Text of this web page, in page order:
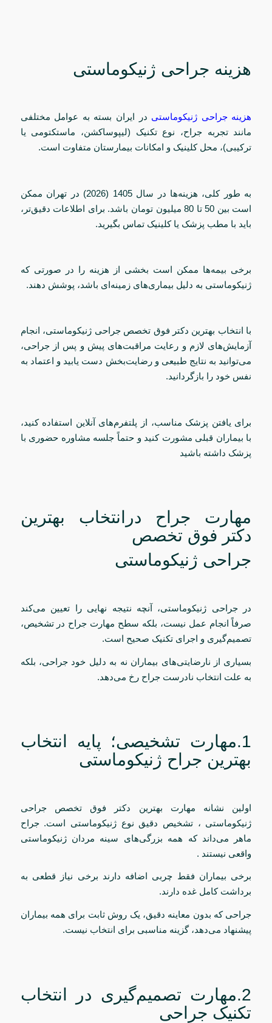
هزینه جراحی ژنیکوماستی
هزینه جراحی ژنیکوماستی در ایران بسته به عوامل مختلفی
مانند تجربه جراح، نوع تکنیک (لیپوساکشن، ماستکتومی یا
ترکیبی)، محل کلینیک و امکانات بیمارستان متفاوت است.
به طور کلی، هزینه‌ها در سال 1405 (2026) در تهران ممکن
است بین 50 تا 80 میلیون تومان باشد. برای اطلاعات دقیق‌تر،
باید با مطب پزشک یا کلینیک تماس بگیرید.
برخی بیمه‌ها ممکن است بخشی از هزینه را در صورتی که
ژنیکوماستی به دلیل بیماری‌های زمینه‌ای باشد، پوشش دهند.
با انتخاب بهترین دکتر فوق تخصص جراحی ژنیکوماستی، انجام
آزمایش‌های لازم و رعایت مراقبت‌های پیش و پس از جراحی،
می‌توانید به نتایج طبیعی و رضایت‌بخش دست یابید و اعتماد به
نفس خود را بازگردانید.
برای یافتن پزشک مناسب، از پلتفرم‌های آنلاین استفاده کنید،
با بیماران قبلی مشورت کنید و حتماً جلسه مشاوره حضوری با
پزشک داشته باشید
مهارت جراح درانتخاب بهترین
دکتر فوق تخصص
جراحی ژنیکوماستی
در جراحی ژنیکوماستی، آنچه نتیجه نهایی را تعیین می‌کند
صرفاً انجام عمل نیست، بلکه سطح مهارت جراح در تشخیص،
تصمیم‌گیری و اجرای تکنیک صحیح است.
بسیاری از نارضایتی‌های بیماران نه به دلیل خود جراحی، بلکه
به علت انتخاب نادرست جراح رخ می‌دهد.
1.مهارت تشخیصی؛ پایه انتخاب
بهترین جراح ژنیکوماستی
اولین نشانه مهارت بهترین دکتر فوق تخصص جراحی
ژنیکوماستی ، تشخیص دقیق نوع ژنیکوماستی است. جراح
ماهر می‌داند که همه بزرگی‌های سینه مردان ژنیکوماستی
واقعی نیستند .
برخی بیماران فقط چربی اضافه دارند برخی نیاز قطعی به
برداشت کامل غده دارند.
جراحی که بدون معاینه دقیق، یک روش ثابت برای همه بیماران
پیشنهاد می‌دهد، گزینه مناسبی برای انتخاب نیست.
2.مهارت تصمیم‌گیری در انتخاب
تکنیک جراحی